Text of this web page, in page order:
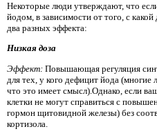
Некоторые люди утверждают, что
йодом, в зависимости от того, с
два разных эффекта:
Низкая доза
Эффект: Повышающая регуляция
для тех, у кого дефицит йода
что это имеет смысл).Однако, если
клетки не могут справиться с
гормон щитовидной железы) без
кортизола.